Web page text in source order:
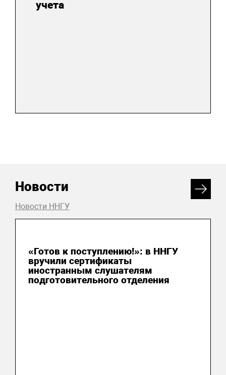
учета
Новости
Новости ННГУ
«Готов к поступлению!»: в ННГУ
вручили сертификаты
иностранным слушателям
подготовительного отделения